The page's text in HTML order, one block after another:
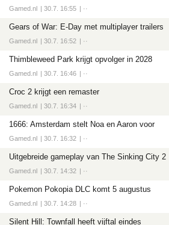
Gamed.nl 30.7. 16:55 ··
Gears of War: E-Day met multiplayer trailers
Gamed.nl 30.7. 16:52 ··
Thimbleweed Park krijgt opvolger in 2028
Gamed.nl 30.7. 16:46 ··
Croc 2 krijgt een remaster
Gamed.nl 30.7. 16:34 ··
1666: Amsterdam stelt Noa en Aaron voor
Gamed.nl 30.7. 16:32 ··
Uitgebreide gameplay van The Sinking City 2
Gamed.nl 30.7. 14:32 ··
Pokemon Pokopia DLC komt 5 augustus
Gamed.nl 30.7. 14:28 ··
Silent Hill: Townfall heeft vijftal eindes